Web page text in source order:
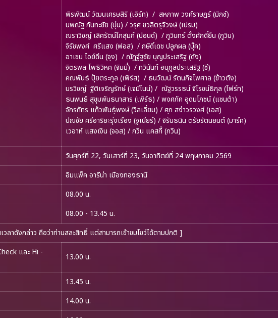
พิรพัฒน์ วัฒนเศรษสิริ (เอิร์ท) / สหภาพ วงศ์ราษฎร์ (มิกซ์)
นพณัฐ กันทะชัย (บุ๋น) / วรุศ ชวลิตรุจิวงษ์ (เปรม)
ณราวิชญ์ เลิศรัตน์โกสุมภ์ (ปอนด์) / ภูวินทร์ ตั้งศักดิ์ยืน (ภูวิน)
จิรัชพงศ์ ศรีแสง (ฟอส) / กษิดิ์เดช ปลูกผล (บุ๊ค)
อาเชน ไอย์ดึน (จุง) / ณัฎฐ์ฐชัย บุญประเสริฐ (ดัง)
จิตรพล โพธิวิหค (จิมมี่) / ทวินันท์ อนุกูลประเสริฐ (ซี)
คณพันธ์ ปุ้ยตระกูล (เฟิร์ส) / ธนวัฒน์ รัตนกิจไพศาล (ข้าวตัง)
นรวิชญ์ ฐิติเจริญรักษ์ (เจมีไนน์) / ณัฐวรรธน์ จิโรชน์ธิกุล (โฟร์ท)
ธนพนธ์ สุขุมพันธนาสาร (เพิร์ธ) / พงศภัค อุดมโภชน์ (แซนต้า)
จักรภัทร แก้วพันธุ์พงษ์ (วิลเลี่ยม) / ศุภ สง่าวรวงศ์ (เอส)
ปณชัย ศรีอาริยะรุ่งเรือง (จูเนียร์) / จิรันธนิน ตรัยรัตนยนต์ (มาร์ค)
เวอาห์ แสงเงิน (จอส) / กวิน แคสกี้ (กวิน)
วันศุกร์ที่ 22, วันเสาร์ที่ 23, วันอาทิตย์ที่ 24 พฤษภาคม 2569
อิมแพ็ค อารีน่า เมืองทองธานี
08.00 น.
08.00 - 13.45 น.
วลาดังกล่าว ถือว่าท่านสละสิทธิ์ แต่สามารถเข้าชมโชว์ได้ตามปกติ ]
และ Hi -
13.00 น.
13.45 น.
14.00 น.